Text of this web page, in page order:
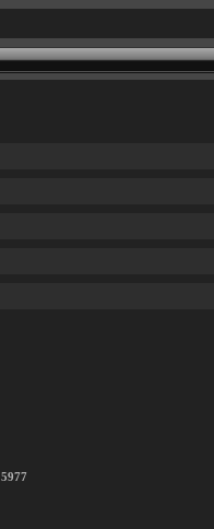
5977